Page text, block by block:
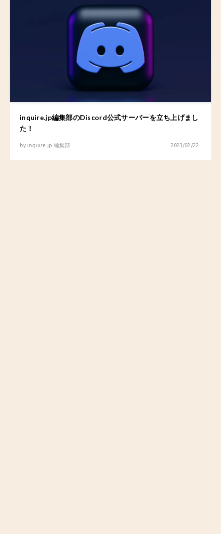
inquire.jp編集部のDiscord公式サーバーを立ち上げまし
た！
by inquire.jp 編集部 2023/02/22